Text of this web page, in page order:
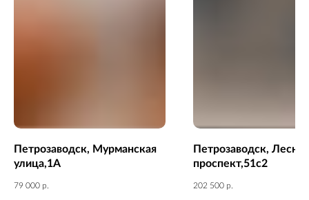
Петрозаводск, Мурманская
улица,1А
79 000 р.
Петрозаводск,
проспект,51с2
202 500 р.